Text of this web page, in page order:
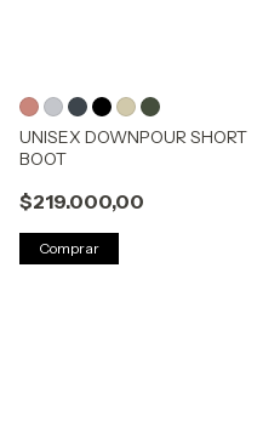
UNISEX DOWNPOUR SHORT
BOOT
$219.000,00
Comprar